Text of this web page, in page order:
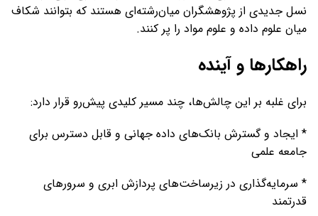
نسل جدیدی از پژوهشگران میان‌رشته‌ای هستند که بتوانند شکاف
میان علوم داده و علوم مواد را پر کنند.
راهکارها و آینده
برای غلبه بر این چالش‌ها، چند مسیر کلیدی پیش‌رو قرار دارد:
* ایجاد و گسترش بانک‌های داده جهانی و قابل دسترس برای
جامعه علمی
* سرمایه‌گذاری در زیرساخت‌های پردازش ابری و سرورهای
قدرتمند